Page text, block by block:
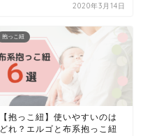
2020年3月14日
抱っこ紐
【抱っこ紐】使いやすいのは
どれ？エルゴと布系抱っこ紐